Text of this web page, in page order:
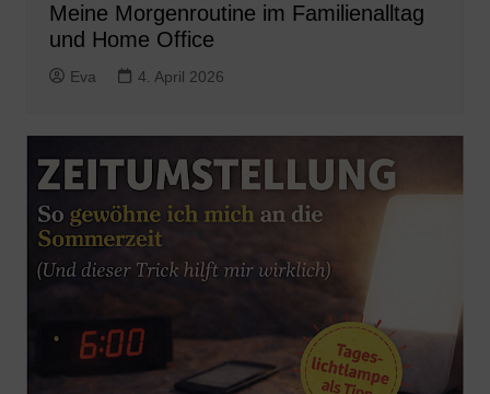
Meine Morgenroutine im Familienalltag
und Home Office
Eva 4. April 2026